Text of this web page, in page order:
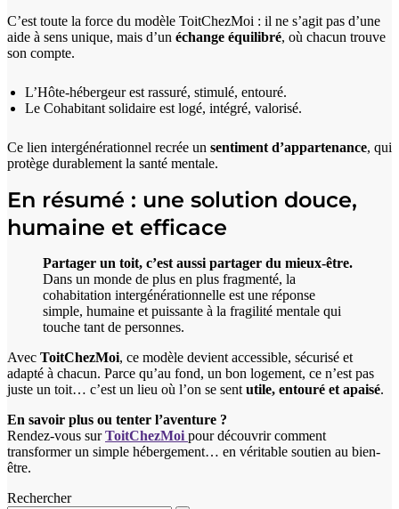
C’est toute la force du modèle ToitChezMoi : il ne s’agit pas d’une
aide à sens unique, mais d’un échange équilibré, où chacun trouve
son compte.
L’Hôte-hébergeur est rassuré, stimulé, entouré.
Le Cohabitant solidaire est logé, intégré, valorisé.
Ce lien intergénérationnel recrée un sentiment d’appartenance, qui
protège durablement la santé mentale.
En résumé : une solution douce,
humaine et efficace
Partager un toit, c’est aussi partager du mieux-être.
Dans un monde de plus en plus fragmenté, la
cohabitation intergénérationnelle est une réponse
simple, humaine et puissante à la fragilité mentale qui
touche tant de personnes.
Avec ToitChezMoi, ce modèle devient accessible, sécurisé et
adapté à chacun. Parce qu’au fond, un bon logement, ce n’est pas
juste un toit… c’est un lieu où l’on se sentutile, entouré et apaisé.
En savoir plus ou tenter l’aventure ?
Rendez-vous surToitChezMoi pour découvrir comment
transformer un simple hébergement… en véritable soutien au bien-
être.
Rechercher